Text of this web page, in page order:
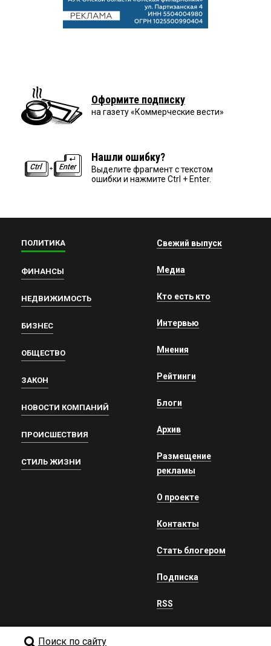
Оформите подписку
на газету «Коммерческие вести»
Нашли ошибку?
Выделите фрагмент с текстом
ошибки и нажмите Ctrl + Enter.
ПОЛИТИКА
ФИНАНСЫ
НЕДВИЖИМОСТЬ
БИЗНЕС
ОБЩЕСТВО
ЗАКОН
НОВОСТИ КОМПАНИЙ
ПРОИСШЕСТВИЯ
СТИЛЬ ЖИЗНИ
Свежий выпуск
Медиа
Кто есть кто
Интервью
Мнения
Рейтинги
Блоги
Архив
Размещение
рекламы
О проекте
Контакты
Стать блогером
Подписка
RSS
Поиск по сайту